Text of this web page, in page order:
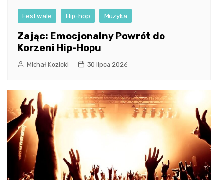
Festiwale Hip-hop Muzyka
Zając: Emocjonalny Powrót do
Korzeni Hip-Hopu
Michał Kozicki 30 lipca 2026